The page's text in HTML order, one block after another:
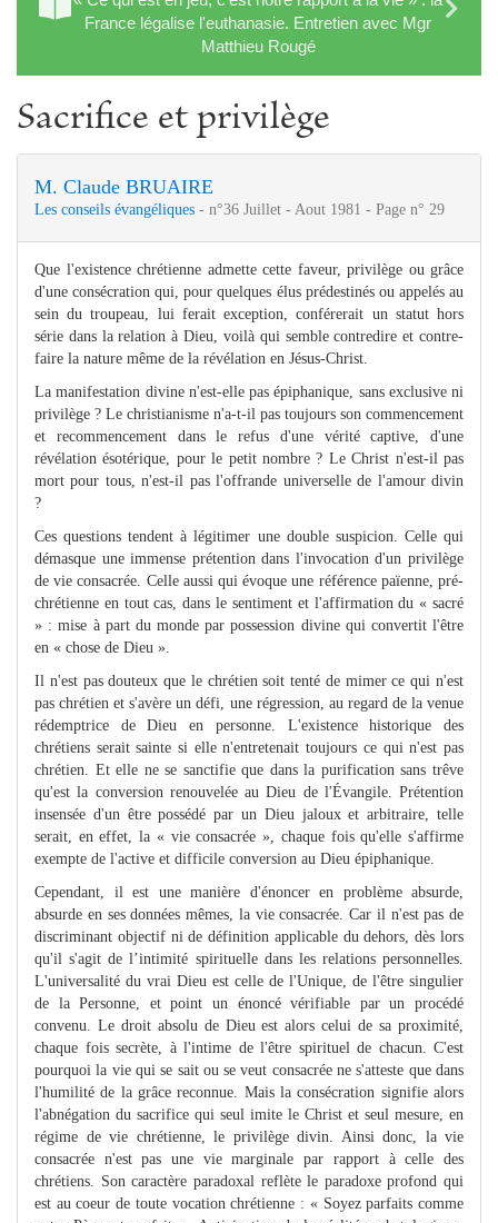
France légalise l'euthanasie. Entretien avec Mgr
Matthieu Rougé
Sacrifice et privilège
M. Claude BRUAIRE
Les conseils évangéliques - n°36 Juillet - Aout 1981 - Page n° 29
Que l'existence chrétienne admette cette faveur, privilège ou grâce
d'une consécration qui, pour quelques élus prédestinés ou appelés au
sein du troupeau, lui ferait exception, conférerait un statut hors
série dans la relation à Dieu, voilà qui semble contredire et contre­
faire la nature même de la révélation en Jésus-Christ.
La manifestation divine n'est-elle pas épiphanique, sans exclusive ni
privilège ? Le christianisme n'a-t-il pas toujours son commencement
et recommencement dans le refus d'une vérité captive, d'une
révélation ésotérique, pour le petit nombre ? Le Christ n'est-il pas
mort pour tous, n'est-il pas l'offrande universelle de l'amour divin
?
Ces questions tendent à légitimer une double suspicion. Celle qui
démasque une immense prétention dans l'invocation d'un privilège
de vie consacrée. Celle aussi qui évoque une référence païenne, pré-
chrétienne en tout cas, dans le sentiment et l'affirmation du « sacré
» : mise à part du monde par possession divine qui convertit l'être
en « chose de Dieu ».
Il n'est pas douteux que le chrétien soit tenté de mimer ce qui n'est
pas chrétien et s'avère un défi, une régression, au regard de la venue
rédemp­trice de Dieu en personne. L'existence historique des
chrétiens serait sainte si elle n'entretenait toujours ce qui n'est pas
chrétien. Et elle ne se sanctifie que dans la purification sans trêve
qu'est la conversion renou­velée au Dieu de l'Évangile. Prétention
insensée d'un être possédé par un Dieu jaloux et arbitraire, telle
serait, en effet, la « vie consacrée », chaque fois qu'elle s'affirme
exempte de l'active et difficile conversion au Dieu épiphanique.
Cependant, il est une manière d'énoncer en problème absurde,
absurde en ses données mêmes, la vie consacrée. Car il n'est pas de
discriminant objectif ni de définition applicable du dehors, dès lors
qu'il s'agit de l’intimité spirituelle dans les relations personnelles.
L'universalité du vrai Dieu est celle de l'Unique, de l'être singulier
de la Personne, et point un énoncé vérifiable par un procédé
convenu. Le droit absolu de Dieu est alors celui de sa proximité,
chaque fois secrète, à l'intime de l'être spiri­tuel de chacun. C'est
pourquoi la vie qui se sait ou se veut consacrée ne s'atteste que dans
l'humilité de la grâce reconnue. Mais la consécration signifie alors
l'abnégation du sacrifice qui seul imite le Christ et seul mesure, en
régime de vie chrétienne, le privilège divin. Ainsi donc, la vie
consacrée n'est pas une vie marginale par rapport à celle des
chrétiens. Son caractère paradoxal reflète le paradoxe profond qui
est au coeur de toute vocation chrétienne : « Soyez parfaits comme